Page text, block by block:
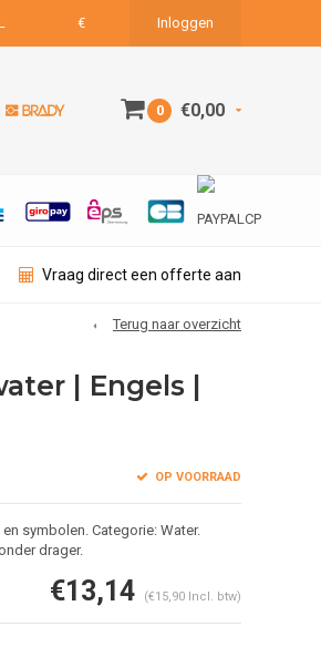
€ Inloggen
0 €0,00
Vraag direct een offerte aan
Terug naar overzicht
| Engels |
OP VOORRAAD
symbolen. Categorie: Water.
drager.
€13,14 (€15,90 Incl. btw)